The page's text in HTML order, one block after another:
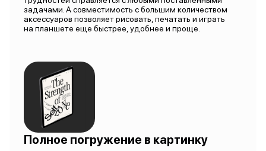
задачами. А совместимость с большим количеством
аксессуаров позволяет рисовать, печатать и играть
на планшете еще быстрее, удобнее и проще.
Полное погружение в картинку